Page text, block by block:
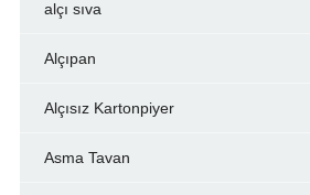
alçı sıva
Alçıpan
Alçısız Kartonpiyer
Asma Tavan